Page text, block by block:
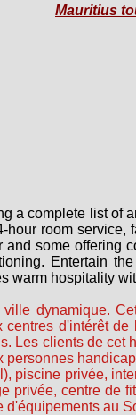
Mauritius
a complete list of
room service,
some offering
Entertain the
warm hospitality
dynamique.
d'intérêt de
Les clients de cet
piscine privée,
privée, centre de
au